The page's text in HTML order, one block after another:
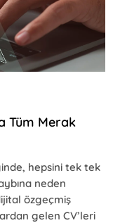
Tüm Merak
hepsini tek tek
neden
özgeçmiş
gelen CV’leri